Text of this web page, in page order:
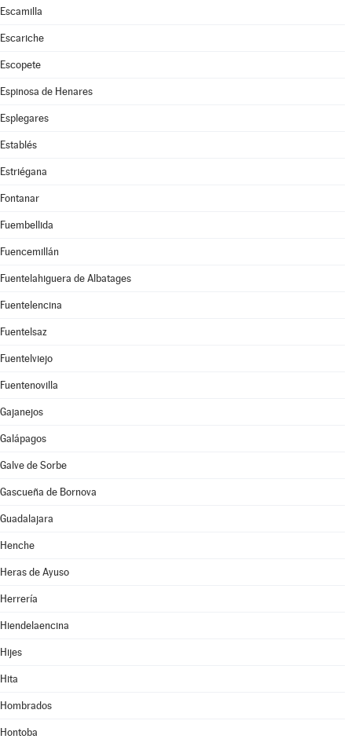
Escamilla
Escariche
Escopete
Espinosa de Henares
Esplegares
Establés
Estriégana
Fontanar
Fuembellida
Fuencemillán
Fuentelahiguera de Albatages
Fuentelencina
Fuentelsaz
Fuentelviejo
Fuentenovilla
Gajanejos
Galápagos
Galve de Sorbe
Gascueña de Bornova
Guadalajara
Henche
Heras de Ayuso
Herrería
Hiendelaencina
Hijes
Hita
Hombrados
Hontoba